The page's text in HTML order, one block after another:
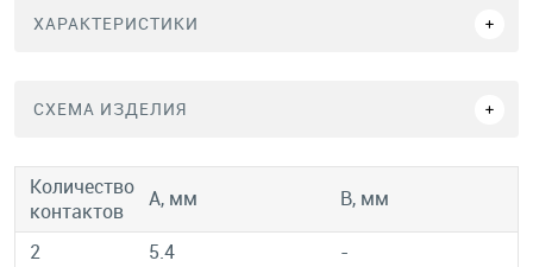
ХАРАКТЕРИСТИКИ
СХЕМА ИЗДЕЛИЯ
Количество
контактов
А, мм В, мм
2 5.4
-